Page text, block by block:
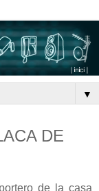
▼
DE
de la casa